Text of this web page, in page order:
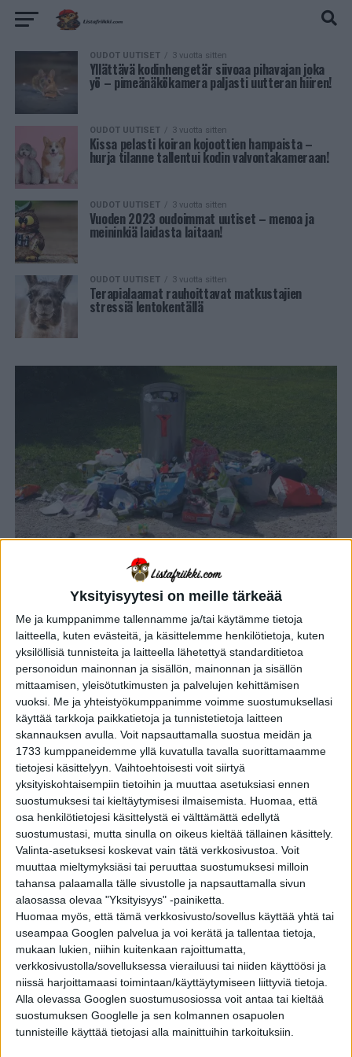
Yksityisyytesi on meille tärkeää
Me ja kumppanimme tallennamme ja/tai käytämme tietoja
laitteella, kuten evästeitä, ja käsittelemme henkilötietoja, kuten
yksilöllisiä tunnisteita ja laitteella lähetettyä standarditietoa
personoidun mainonnan ja sisällön, mainonnan ja sisällön
mittaamisen, yleisötutkimusten ja palvelujen kehittämisen
vuoksi. Me ja yhteistyökumppanimme voimme suostumuksellasi
käyttää tarkkoja paikkatietoja ja tunnistetietoja laitteen
skannauksen avulla. Voit napsauttamalla suostua meidän ja
1733 kumppaneidemme yllä kuvatulla tavalla suorittamaamme
tietojesi käsittelyyn. Vaihtoehtoisesti voit siirtyä
yksityiskohtaisempiin tietoihin ja muuttaa asetuksiasi ennen
suostumuksesi tai kieltäytymisesi ilmaisemista. Huomaa, että
osa henkilötietojesi käsittelystä ei välttämättä edellytä
suostumustasi, mutta sinulla on oikeus kieltää tällainen käsittely.
Valinta-asetuksesi koskevat vain tätä verkkosivustoa. Voit
muuttaa mieltymyksiäsi tai peruuttaa suostumuksesi milloin
tahansa palaamalla tälle sivustolle ja napsauttamalla sivun
alaosassa olevaa "Yksityisyys" -painiketta.
Huomaa myös, että tämä verkkosivusto/sovellus käyttää yhtä tai
useampaa Googlen palvelua ja voi kerätä ja tallentaa tietoja,
mukaan lukien, niihin kuitenkaan rajoittumatta,
verkkosivustolla/sovelluksessa vierailuusi tai niiden käyttöösi ja
niissä harjoittamaasi toimintaan/käyttäytymiseen liittyviä tietoja.
Alla olevassa Googlen suostumusosiossa voit antaa tai kieltää
suostumuksen Googlelle ja sen kolmannen osapuolen
tunnisteille käyttää tietojasi alla mainittuihin tarkoituksiin.
OUDOT UUTISET 3 vuotta sitten
Yllättävä kodinhengetär siivoaa pihavajan joka
yö – pimeänäkökamera paljasti uutteran hiiren!
OUDOT UUTISET 3 vuotta sitten
Kissa pelasti koiran kojoottien hampaista –
hurja tilanne tallentui kodin valvontakameraan!
OUDOT UUTISET 3 vuotta sitten
Vuoden 2023 oudoimmat uutiset – menoa ja
meininkiä laidasta laitaan!
OUDOT UUTISET 3 vuotta sitten
Terapialaamat rauhoittavat matkustajien
stressiä lentokentällä
Viettelevät roska-astiat: Malmön
uudet roskikset puhuvat tuhmia,
jotta ihmiset lopettaisivat
roskaamisen
OUDOT UUTISET 3 vuotta sitten
Mies ampui unissaan itseään jalkaan – näki
unta, että joku murtautui hänen kotiinsa
OUDOT UUTISET 3 vuotta sitten
”Liian nätti ryöstettäväksi” – Aseella uhannut
varas pyysi uhriaan Facebookissa treffeille
Oudoimmat uutiset: Kissat rakastavat
laatikoita, jopa olemattomia sellaisia
OUDOT UUTISET 3 vuotta sitten
Gorillaa luultiin vuosien ajan urokseksi –
synnytti kaikkien yllätykseksi poikasen